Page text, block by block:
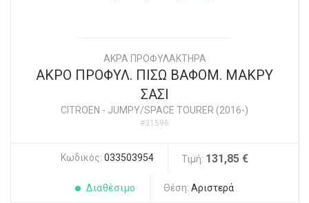
ΑΚΡΑ ΠΡΟΦΥΛΑΚΤΗΡΑ
ΑΚΡΟ ΠΡΟΦΥΛ. ΠΙΣΩ ΒΑΦΟΜ. ΜΑΚΡΥ
ΣΑΣΙ
CITROEN - JUMPY/SPACE TOURER (2016-)
#31596
Κωδικός: 033503954 Τιμή: 131,85 €
Διαθέσιμο Θέση: Αριστερά